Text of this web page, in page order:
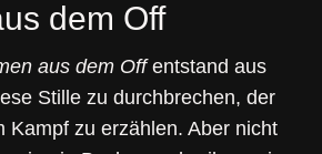
dem Off
aus dem Offentstand aus
Stille zu durchbrechen, der
Kampf zu erzählen. Aber nicht